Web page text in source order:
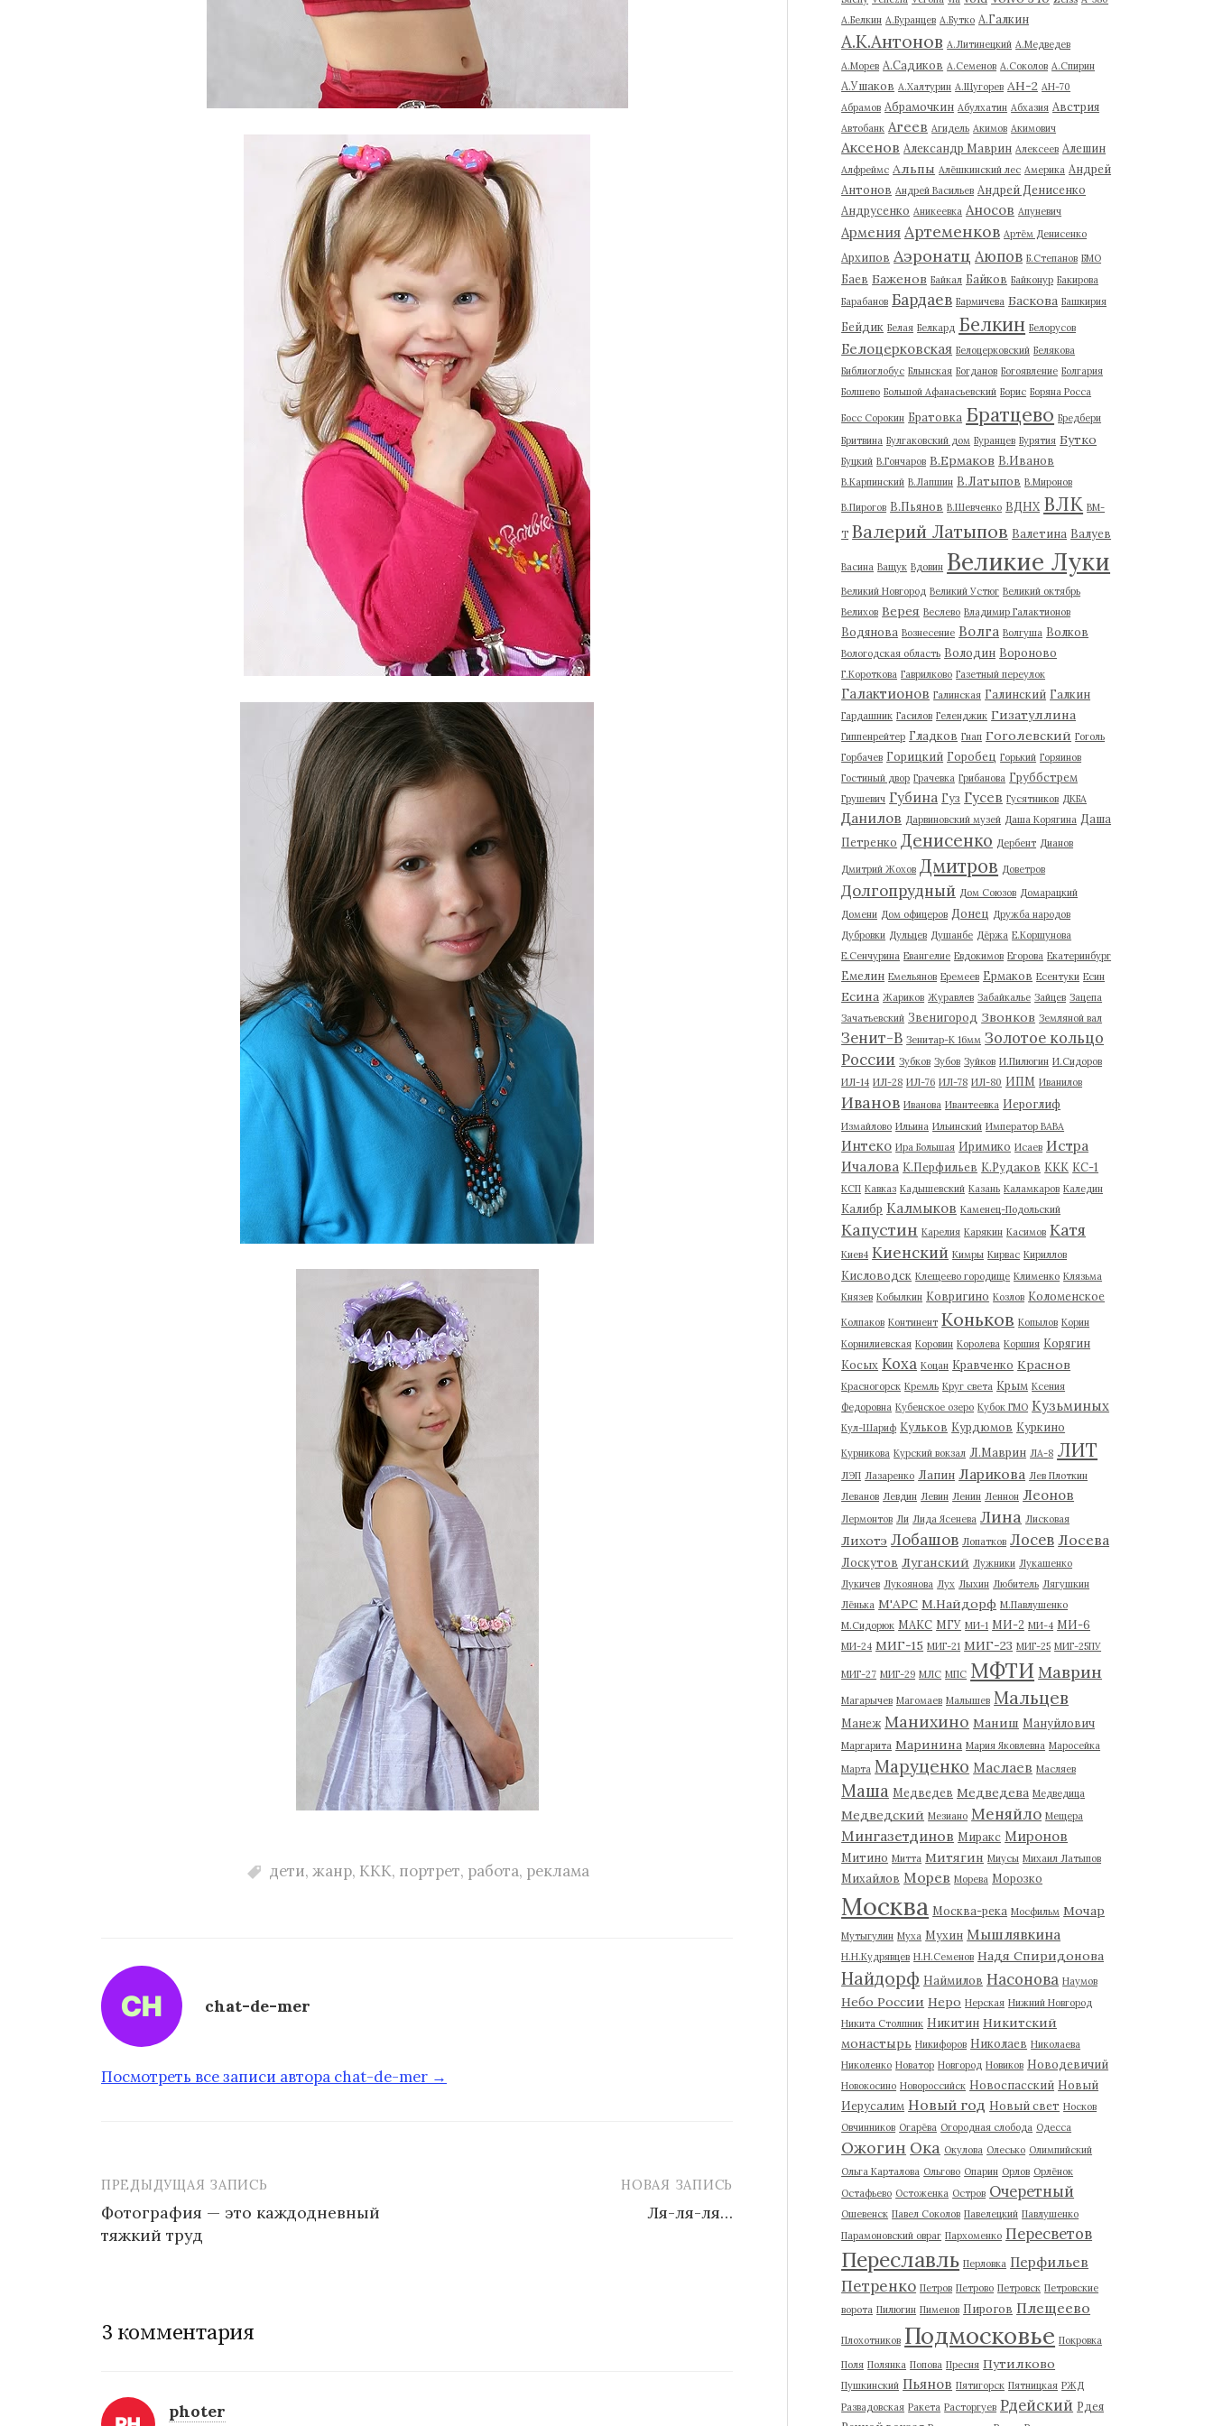
дети, жанр, ККК, портрет, работа, реклама
chat-de-mer
Посмотреть все записи автора chat-de-mer →
Н
и
ПРЕДЫДУЩАЯ ЗАПИСЬ
Фотография — это каждодневный
тяжкий труд
НОВАЯ ЗАПИСЬ
Ля-ля-ля…
3 комментария
photer
А.Белкин А.Буранцев А.Бутко А.Галкин
А.К.Антонов А.Литинецкий А.Медведев
А.Морев А.Садиков А.Семенов А.Соколов А.Спирин
А.Ушаков А.Халтурин А.Щугорев АН-2 АН-70
Абрамов Абрамочкин Абулхатин Абхазия Австрия
Автобанк Агеев Агидель Акимов Акимович
Аксенов Александр Маврин Алексеев Алешин
Алфреймс Альпы Алёшкинский лес Америка Андрей
Антонов Андрей Васильев Андрей Денисенко
Андрусенко Аникеевка Аносов Апуневич
Армения Артеменков Артём Денисенко
Архипов Аэронатц Аюпов Б.Степанов БМО
Баев Баженов Байкал Байков Байконур Бакирова
Барабанов Бардаев Бармичева Баскова Башкирия
Бейдик Белая Белкард Белкин Белорусов
Белоцерковская Белоцерковский Белякова
Библиоглобус Блынская Богданов Богоявление Болгария
Болшево Большой Афанасьевский Борис Боряна Росса
Босс Сорокин Братовка Братцево Бредбери
Бритвина Булгаковский дом Буранцев Бурятия Бутко
Буцкий В.Гончаров В.Ермаков В.Иванов
В.Карпинский В.Лапшин В.Латыпов В.Миронов
В.Пирогов В.Пьянов В.Шевченко ВДНХ ВЛК ВМ-
Т Валерий Латыпов Валетина Валуев
Васина Ващук Вдовин Великие Луки
Великий Новгород Великий Устюг Великий октябрь
Велихов Верея Веслево Владимир Галактионов
Водянова Вознесение Волга Волгуша Волков
Вологодская область Володин Вороново
Г.Короткова Гаврилково Газетный переулок
Галактионов Галинская Галинский Галкин
Гардашник Гасилов Геленджик Гизатуллина
Гиппенрейтер Гладков Гнап Гоголевский Гоголь
Горбачев Горицкий Горобец Горький Горяинов
Гостиный двор Грачевка Грибанова Груббстрем
Грушевич Губина Гуз Гусев Гусятников ДКБА
Данилов Дарвиновский музей Даша Корягина Даша
Петренко Денисенко Дербент Дианов
Дмитрий Жохов Дмитров Доветров
Долгопрудный Дом Союзов Домарацкий
Домени Дом офицеров Донец Дружба народов
Дубровки Дульцев Душанбе Дёржа Е.Коршунова
Е.Сенчурина Евангелие Евдокимов Егорова Екатеринбург
Емелин Емельянов Еремеев Ермаков Есентуки Есин
Есина Жариков Журавлев Забайкалье Зайцев Зацепа
Зачатьевский Звенигород Звонков Земляной вал
Зенит-В Зенитар-К 16мм Золотое кольцо
России Зубков Зубов Зуйков И.Пилюгин И.Сидоров
ИЛ-14 ИЛ-28 ИЛ-76 ИЛ-78 ИЛ-80 ИПМ Иванилов
Иванов Иванова Ивантеевка Иероглиф
Измайлово Ильина Ильинский Император ВАВА
Интеко Ира Большая Иримико Исаев Истра
Ичалова К.Перфильев К.Рудаков ККК КС-1
КСП Кавказ Кадышевский Казань Каламкаров Каледин
Калибр Калмыков Каменец-Подольский
Капустин Карелия Карякин Касимов Катя
Киев4 Киенский Кимры Кирвас Кириллов
Кисловодск Клещеево городище Клименко Клязьма
Князев Кобылкин Ковригино Козлов Коломенское
Колпаков Континент Коньков Копылов Корин
Корнилиевская Коровин Королева Коршия Корягин
Косых Коха Коцан Кравченко Краснов
Красногорск Кремль Круг света Крым Ксения
Федоровна Кубенское озеро Кубок ГМО Кузьминых
Кул-Шариф Кульков Курдюмов Куркино
Курникова Курский вокзал Л.Маврин ЛА-8 ЛИТ
ЛЭП Лазаренко Лапин Ларикова Лев Плоткин
Леванов Левдин Левин Ленин Леннон Леонов
Лермонтов Ли Лида Ясенева Лина Лисковая
Лихотэ Лобашов Лопатков Лосев Лосева
Лоскутов Луганский Лужники Лукашенко
Лукичев Лукоянова Лух Лыхин Любитель Лягушкин
Лёнька М'АРС М.Найдорф М.Павлушенко
М.Сидорюк МАКС МГУ МИ-1 МИ-2 МИ-4 МИ-6
МИ-24 МИГ-15 МИГ-21 МИГ-23 МИГ-25 МИГ-25ПУ
МИГ-27 МИГ-29 МЛС МПС МФТИ Маврин
Магарычев Магомаев Малышев Мальцев
Манеж Манихино Маниш Мануйлович
Маргарита Маринина Мария Яковлевна Маросейка
Марта Маруценко Маслаев Масляев
Маша Медведев Медведева Медведица
Медведский Мезиано Меняйло Мещера
Мингазетдинов Миракс Миронов
Митино Митта Митягин Миусы Михаил Латыпов
Михайлов Морев Морева Морозко
Москва Москва-река Мосфильм Мочар
Мутыгулин Муха Мухин Мышлявкина
Н.Н.Кудрявцев Н.Н.Семенов Надя Спиридонова
Найдорф Наймилов Насонова Наумов
Небо России Неро Нерская Нижний Новгород
Никита Столпник Никитин Никитский
монастырь Никифоров Николаев Николаева
Николенко Новатор Новгород Новиков Новодевичий
Новокосино Новороссийск Новоспасский Новый
Иерусалим Новый год Новый свет Носков
Овчинников Огарёва Огородная слобода Одесса
Ожогин Ока Окулова Олесько Олимпийский
Ольга Карталова Ольгово Опарин Орлов Орлёнок
Остафьево Остоженка Остров Очеретный
Ошевенск Павел Соколов Павелецкий Павлушенко
Парамоновский овраг Пархоменко Пересветов
Переславль Перловка Перфильев
Петренко Петров Петрово Петровск Петровские
ворота Пилюгин Пименов Пирогов Плещеево
Плохотников Подмосковье Покровка
Поля Полянка Попова Пресня Путилково
Пушкинский Пьянов Пятигорск Пятницкая РЖД
Развадовская Ракета Расторгуев Рдейский Рдея